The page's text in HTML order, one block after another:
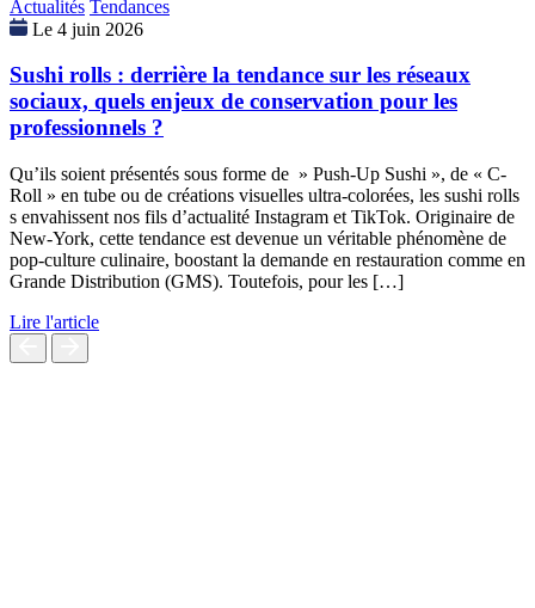
Actualités Tendances
Le 4 juin 2026
Sushi rolls : derrière la tendance sur les réseaux
sociaux, quels enjeux de conservation pour les
professionnels ?
Qu’ils soient présentés sous forme de » Push-Up Sushi », de « C-
Roll » en tube ou de créations visuelles ultra-colorées, les sushi rolls
s envahissent nos fils d’actualité Instagram et TikTok. Originaire de
New-York, cette tendance est devenue un véritable phénomène de
pop-culture culinaire, boostant la demande en restauration comme en
Grande Distribution (GMS). Toutefois, pour les […]
Lire l'article